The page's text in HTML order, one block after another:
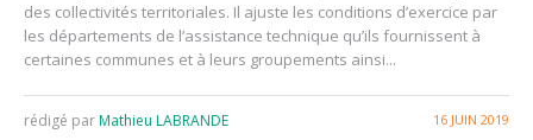
des collectivités territoriales. Il ajuste les conditions d’exercice par
les départements de l’assistance technique qu’ils fournissent à
certaines communes et à leurs groupements ainsi...
16 JUIN 2019
rédigé parMathieu LABRANDE